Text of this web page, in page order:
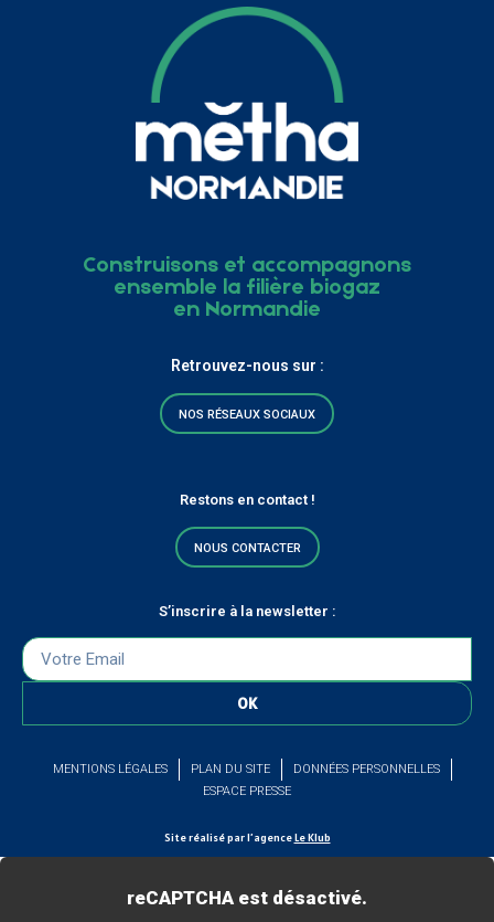
Construisons et accompagnons
ensemble la filière biogaz
en Normandie
Retrouvez-nous sur :
NOS RÉSEAUX SOCIAUX
Restons en contact !
NOUS CONTACTER
S’inscrire à la newsletter :
OK
MENTIONS LÉGALES PLAN DU SITE
DONNÉES PERSONNELLES
ESPACE PRESSE
Site réalisé par l’agenceLe Klub
reCAPTCHA est désactivé.